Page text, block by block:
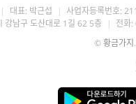
| 대표: 박근섭 | 사업자등록번호:
강남구 도산대로 1길 62 5층 | 전화
©황금가지